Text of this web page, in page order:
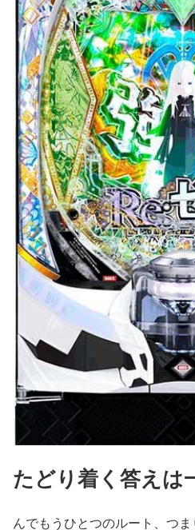
たどり着く答えは
んでもうひとつのルート、つ